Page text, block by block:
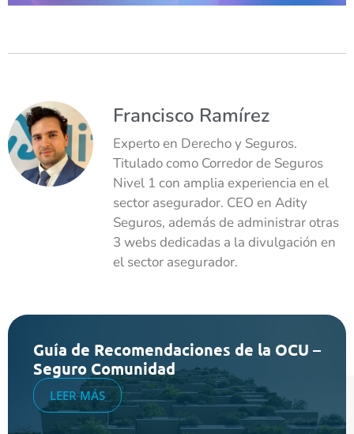
Francisco Ramírez
Experto en Derecho y Seguros.
Titulado como Corredor de Seguros
Nivel 1 con amplia experiencia en el
sector asegurador. CEO en Adity
Seguros, además de administrar otras
3 webs dedicadas a la divulgación en
el sector asegurador.
Guía de Recomendaciones de la OCU –
Seguro Comunidad
LEER MÁS